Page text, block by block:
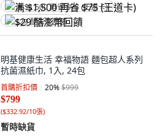
满 $1,500 再省 $75 (王道卡)
$29 酷澎幣回饋
明基健康生活 幸福物語 麵包超人系列
抗菌濕紙巾, 1入, 24包
首購折扣價 20%$999
$799
($332.92/10張)
暫時缺貨